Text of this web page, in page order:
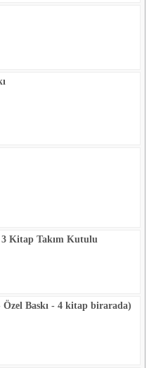
Kitap Takım Kutulu
Baskı - 4 kitap birarada)